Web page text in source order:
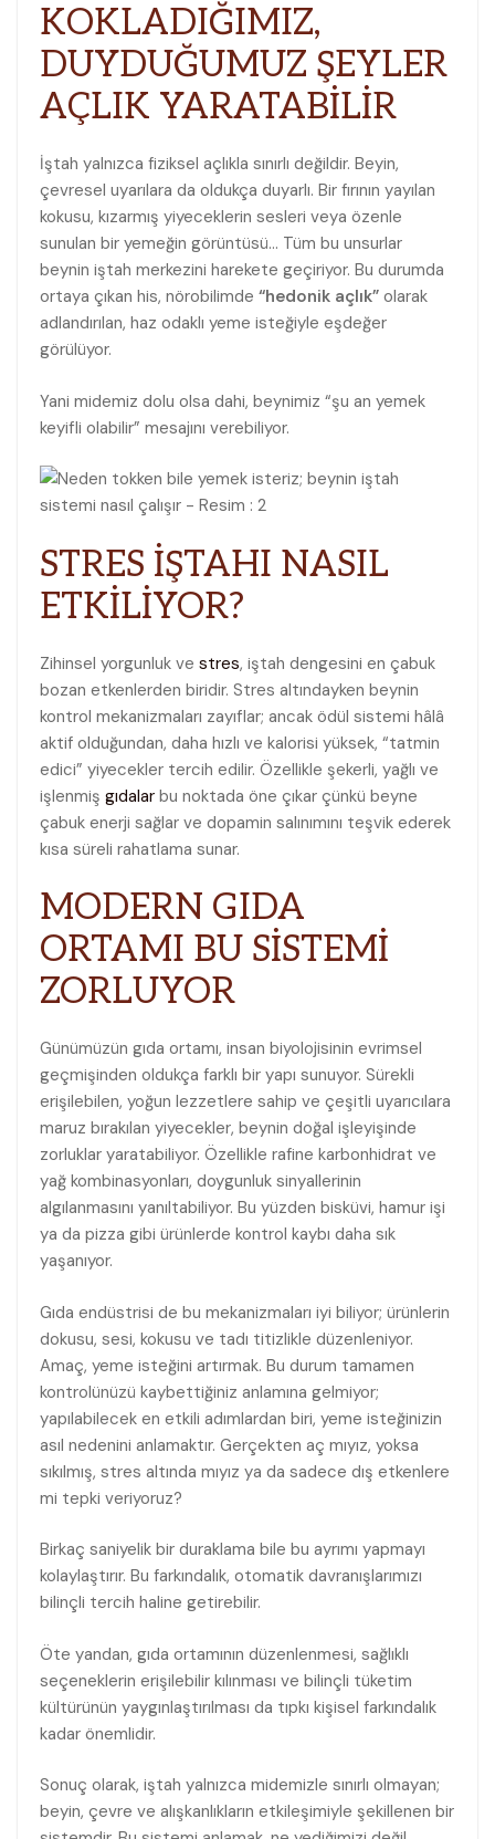
KOKLADIĞIMIZ,
DUYDUĞUMUZ ŞEYLER
AÇLIK YARATABİLİR
İştah yalnızca fiziksel açlıkla sınırlı değildir. Beyin,
çevresel uyarılara da oldukça duyarlı. Bir fırının yayılan
kokusu, kızarmış yiyeceklerin sesleri veya özenle
sunulan bir yemeğin görüntüsü… Tüm bu unsurlar
beynin iştah merkezini harekete geçiriyor. Bu durumda
ortaya çıkan his, nörobilimde “hedonik açlık” olarak
adlandırılan, haz odaklı yeme isteğiyle eşdeğer
görülüyor.
Yani midemiz dolu olsa dahi, beynimiz “şu an yemek
keyifli olabilir” mesajını verebiliyor.
STRES İŞTAHI NASIL
ETKİLİYOR?
Zihinsel yorgunluk ve stres, iştah dengesini en çabuk
bozan etkenlerden biridir. Stres altındayken beynin
kontrol mekanizmaları zayıflar; ancak ödül sistemi hâlâ
aktif olduğundan, daha hızlı ve kalorisi yüksek, “tatmin
edici” yiyecekler tercih edilir. Özellikle şekerli, yağlı ve
işlenmiş gıdalar bu noktada öne çıkar çünkü beyne
çabuk enerji sağlar ve dopamin salınımını teşvik ederek
kısa süreli rahatlama sunar.
MODERN GIDA
ORTAMI BU SİSTEMİ
ZORLUYOR
Günümüzün gıda ortamı, insan biyolojisinin evrimsel
geçmişinden oldukça farklı bir yapı sunuyor. Sürekli
erişilebilen, yoğun lezzetlere sahip ve çeşitli uyarıcılara
maruz bırakılan yiyecekler, beynin doğal işleyişinde
zorluklar yaratabiliyor. Özellikle rafine karbonhidrat ve
yağ kombinasyonları, doygunluk sinyallerinin
algılanmasını yanıltabiliyor. Bu yüzden bisküvi, hamur işi
ya da pizza gibi ürünlerde kontrol kaybı daha sık
yaşanıyor.
Gıda endüstrisi de bu mekanizmaları iyi biliyor; ürünlerin
dokusu, sesi, kokusu ve tadı titizlikle düzenleniyor.
Amaç, yeme isteğini artırmak. Bu durum tamamen
kontrolünüzü kaybettiğiniz anlamına gelmiyor;
yapılabilecek en etkili adımlardan biri, yeme isteğinizin
asıl nedenini anlamaktır. Gerçekten aç mıyız, yoksa
sıkılmış, stres altında mıyız ya da sadece dış etkenlere
mi tepki veriyoruz?
Birkaç saniyelik bir duraklama bile bu ayrımı yapmayı
kolaylaştırır. Bu farkındalık, otomatik davranışlarımızı
bilinçli tercih haline getirebilir.
Öte yandan, gıda ortamının düzenlenmesi, sağlıklı
seçeneklerin erişilebilir kılınması ve bilinçli tüketim
kültürünün yaygınlaştırılması da tıpkı kişisel farkındalık
kadar önemlidir.
Sonuç olarak, iştah yalnızca midemizle sınırlı olmayan;
beyin, çevre ve alışkanlıkların etkileşimiyle şekillenen bir